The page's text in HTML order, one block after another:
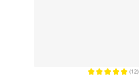
(12)